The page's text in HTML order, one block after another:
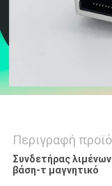
Περιγραφή
Συνδετήρας
βάση-τ μαγνητικό